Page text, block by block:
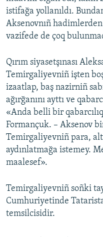
istifağa yollanıldı.
Aksenovnıñ hadimlerden
vazifede de çoq
Qırım siyasetşınası
Temirgaliyevniñ işten
izaatlap, baş nazirniñ
ağırğanını ayttı ve
«Anda belli bir
Formançuk. – Aksenov
Temirgaliyevniñ para,
aydınlatmağa istemey.
maalesef».
Temirgaliyevniñ soñki
Cumhuriyetinde
temsilcisidir.